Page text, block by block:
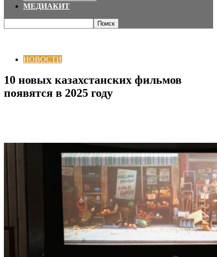
МЕДИАКИТ
НОВОСТИ
10 новых казахстанских фильмов
появятся в 2025 году